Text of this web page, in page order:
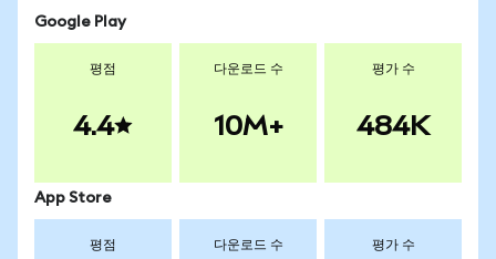
Google Play
평점
4.4
다운로드 수
10M+
평가 수
484K
App Store
평점 다운로드 수 평가 수